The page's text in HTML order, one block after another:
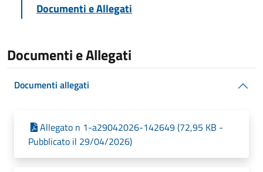
Documenti e Allegati
Documenti e Allegati
Documenti allegati
Allegato n 1-a29042026-142649 (72,95 KB -
Pubblicato il 29/04/2026)